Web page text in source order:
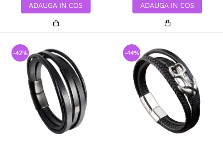
ADAUGA IN COS ADAUGA IN COS
-42% -44%